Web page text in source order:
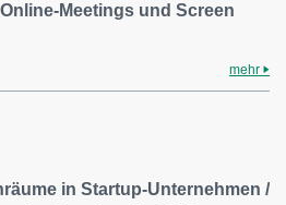
Meetings und Screen
mehr
in Startup-Unternehmen /